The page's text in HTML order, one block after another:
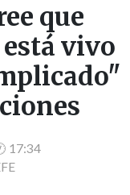
que
vivo
17:34